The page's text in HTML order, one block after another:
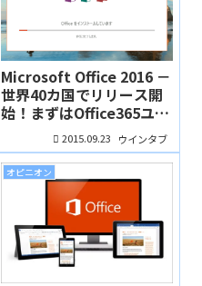
Microsoft Office 2016 －
世界40カ国でリリース開
始！まずはOffice365ユー
ザーから 2015.09.23 ウインタブ
オピニオン